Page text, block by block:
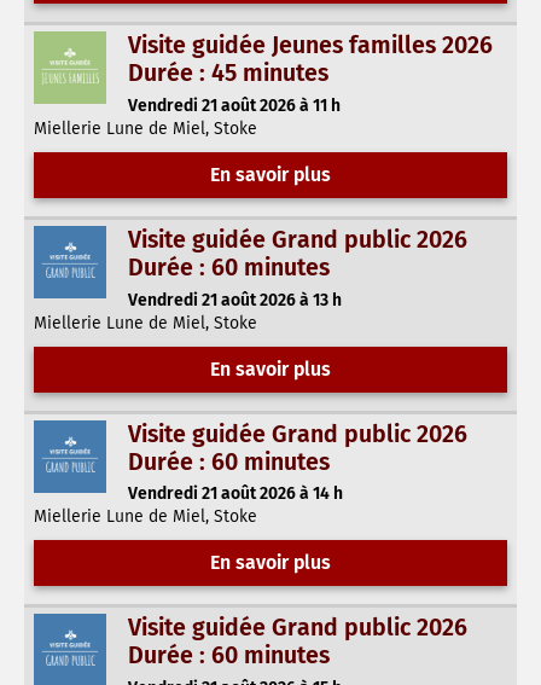
Visite guidée Jeunes familles 2026
Durée : 45 minutes
Vendredi 21 août 2026 à 11 h
Miellerie Lune de Miel, Stoke
En savoir plus
Visite guidée Grand public 2026
Durée : 60 minutes
Vendredi 21 août 2026 à 13 h
Miellerie Lune de Miel, Stoke
En savoir plus
Visite guidée Grand public 2026
Durée : 60 minutes
Vendredi 21 août 2026 à 14 h
Miellerie Lune de Miel, Stoke
En savoir plus
Visite guidée Grand public 2026
Durée : 60 minutes